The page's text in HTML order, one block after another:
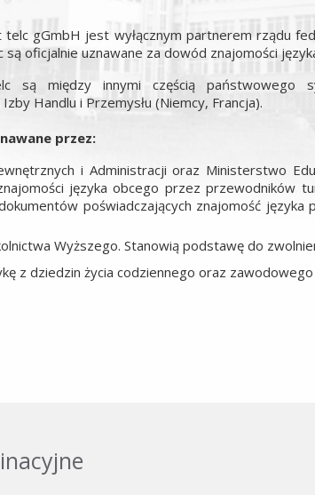
telc gGmbH jest wyłącznym partnerem rządu
oficjalnie uznawane za dowód znajomości
są między innymi częścią państwowego
Handlu i Przemysłu (Niemcy, Francja).
przez:
i Administracji oraz Ministerstwo
języka obcego przez przewodników
poświadczających znajomość
Wyższego. Stanowią podstawę do
z dziedzin życia codziennego oraz